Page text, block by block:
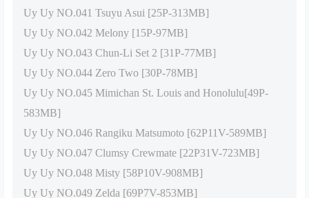
Uy Uy NO.041 Tsuyu Asui [25P-313MB]
Uy Uy NO.042 Melony [15P-97MB]
Uy Uy NO.043 Chun-Li Set 2 [31P-77MB]
Uy Uy NO.044 Zero Two [30P-78MB]
Uy Uy NO.045 Mimichan St. Louis and Honolulu[49P-
583MB]
Uy Uy NO.046 Rangiku Matsumoto [62P11V-589MB]
Uy Uy NO.047 Clumsy Crewmate [22P31V-723MB]
Uy Uy NO.048 Misty [58P10V-908MB]
Uy Uy NO.049 Zelda [69P7V-853MB]